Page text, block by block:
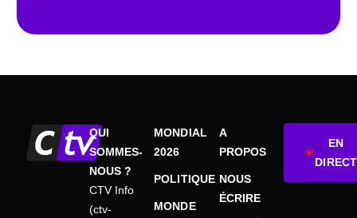
QUI
SOMMES-
NOUS ?
CTV Info
(ctv-
MONDIAL
2026
POLITIQUE
MONDE
A
PROPOS
NOUS
ÉCRIRE
EN
DIRECT